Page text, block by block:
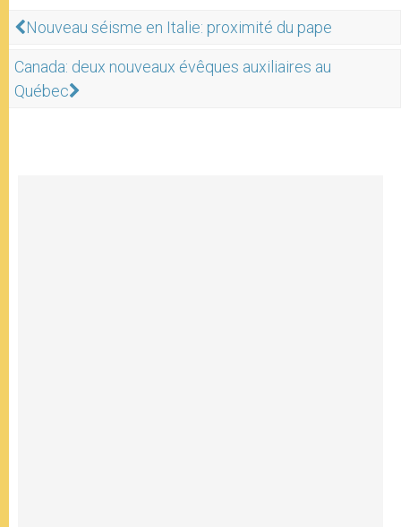
Nouveau séisme en Italie: proximité du pape
Canada: deux nouveaux évêques auxiliaires au
Québec